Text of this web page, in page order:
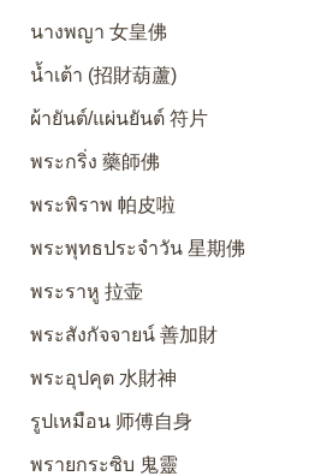
นางพญา 女皇佛
น้ำเต้า (招財葫蘆)
ผ้ายันต์/แผ่นยันต์ 符片
พระกริ่ง 藥師佛
พระพิราพ 帕皮啦
พระพุทธประจำวัน 星期佛
พระราหู 拉壶
พระสังกัจจายน์ 善加財
พระอุปคุต 水財神
รูปเหมือน 师傅自身
พรายกระซิบ 鬼靈